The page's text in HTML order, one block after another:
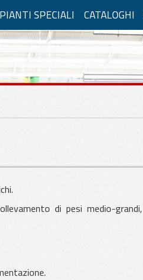
SPECIALI CATALOGHI
di pesi medio-grandi,